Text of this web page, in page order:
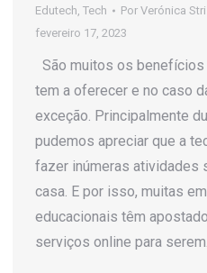
Edutech, Tech Por Verónica
fevereiro 17, 2023
São muitos os
tem a oferecer e no caso
exceção. Principalmente
pudemos apreciar que a
fazer inúmeras atividades
casa. E por isso, muitas
educacionais têm
serviços online para